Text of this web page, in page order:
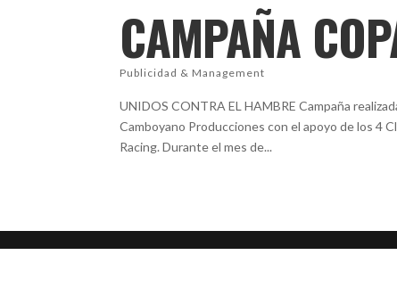
CAMPAÑA
Publicidad & Management
UNIDOS CONTRA EL HAMBRE Campaña
Camboyano Producciones con el apoyo de los 4
Racing. Durante el mes de...